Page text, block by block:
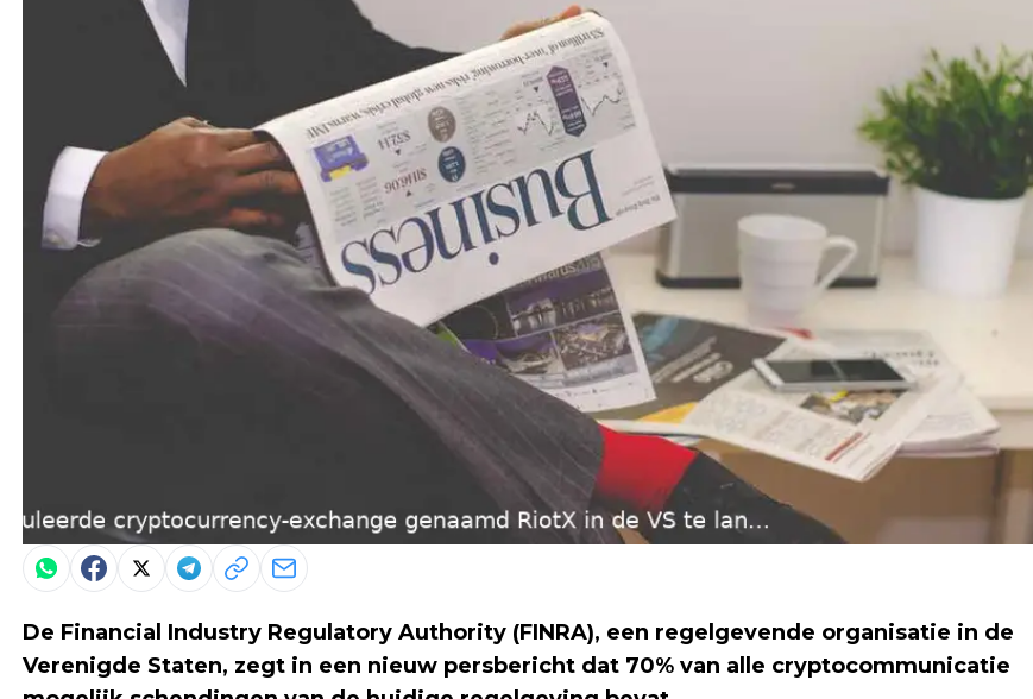
De Financial Industry Regulatory Authority (FINRA), een regelgevende organisatie in de
Verenigde Staten, zegt in een nieuw persbericht dat 70% van alle cryptocommunicatie